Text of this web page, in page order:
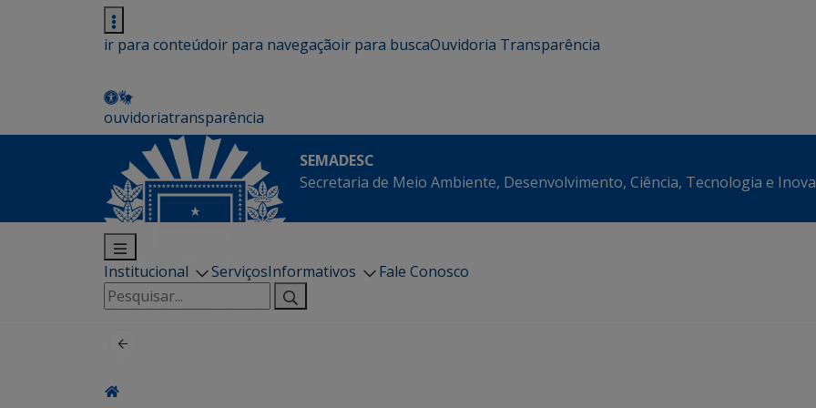
ir para conteúdoir para navegaçãoir para buscaOuvidoria Transparência
ouvidoriatransparência
SEMADESC
Secretaria de Meio Ambiente, Desenvolvimento, Ciência, Tecnologia e
Institucional ServiçosInformativos
Fale Conosco
Pesquisar
por: